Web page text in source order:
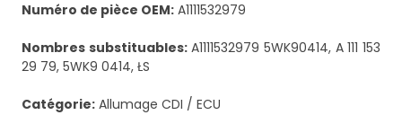
Numéro de pièce OEM: A1111532979
Nombres substituables:A1111532979 5WK90414, A 111 153
29 79, 5WK9 0414, ŁS
Catégorie: Allumage CDI / ECU